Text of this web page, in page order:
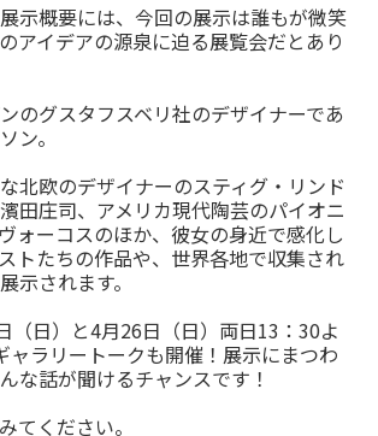
示概要には、今回の展示は誰もが微笑
アイデアの源泉に迫る展覧会だとあり
のグスタフスベリ社のデザイナーであ
ン。
北欧のデザイナーのスティグ・リンド
田庄司、アメリカ現代陶芸のパイオニ
ォーコスのほか、彼女の身近で感化し
トたちの作品や、世界各地で収集され
示されます。
（日）と4月26日（日）両日13：30よ
ャラリートークも開催！展示にまつわ
な話が聞けるチャンスです！
てください。